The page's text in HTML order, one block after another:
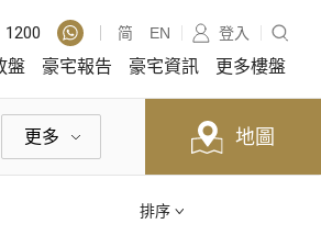
盤 豪宅報告 豪宅資訊 更多樓盤
1200 简 EN 登入
更多 地圖
排序